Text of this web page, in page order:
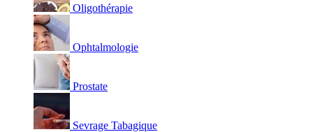
Oligothérapie
Ophtalmologie
Prostate
Sevrage Tabagique